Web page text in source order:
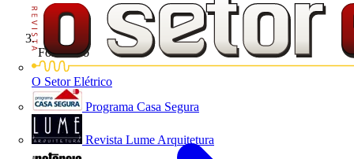
O Setor Elétrico
Programa Casa Segura
Revista Lume Arquitetura
Formativo